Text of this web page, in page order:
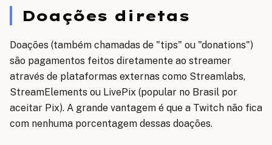
Doações diretas
Doações (também chamadas de "tips" ou "donations")
são pagamentos feitos diretamente ao streamer
através de plataformas externas como Streamlabs,
StreamElements ou LivePix (popular no Brasil por
aceitar Pix). A grande vantagem é que a Twitch não fica
com nenhuma porcentagem dessas doações.